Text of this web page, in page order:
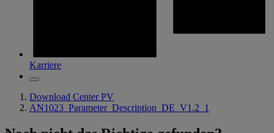
Karriere
Download Center PV
AN1023_Parameter_Description_DE_V1.2_1